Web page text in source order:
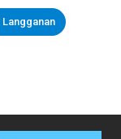
Langganan